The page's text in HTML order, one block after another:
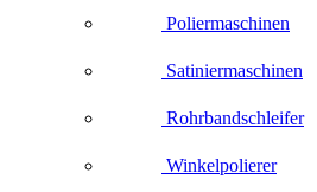
Poliermaschinen
Satiniermaschinen
Rohrbandschleifer
Winkelpolierer